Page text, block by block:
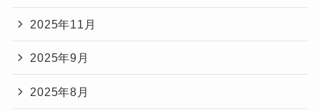
2025年11月
2025年9月
2025年8月